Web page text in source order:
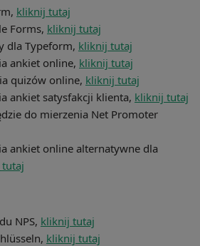
kliknij tutaj
Forms, kliknij tutaj
dla Typeform, kliknij tutaj
ankiet online, kliknij tutaj
quizów online, kliknij tutaj
ankiet satysfakcji klienta, kliknij tutaj
do mierzenia Net Promoter
ankiet online alternatywne dla
NPS, kliknij tutaj
kliknij tutaj